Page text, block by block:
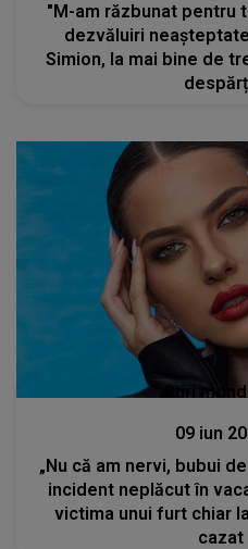
"M-am răzbunat pentru
dezvăluiri
Simion, la mai bine de
Stiri
09 iun
„Nu că am nervi, bubui
incident neplăcut în
victima unui furt chiar
cazat